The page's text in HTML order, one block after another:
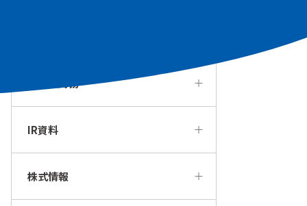
業績・財務
IR資料
株式情報